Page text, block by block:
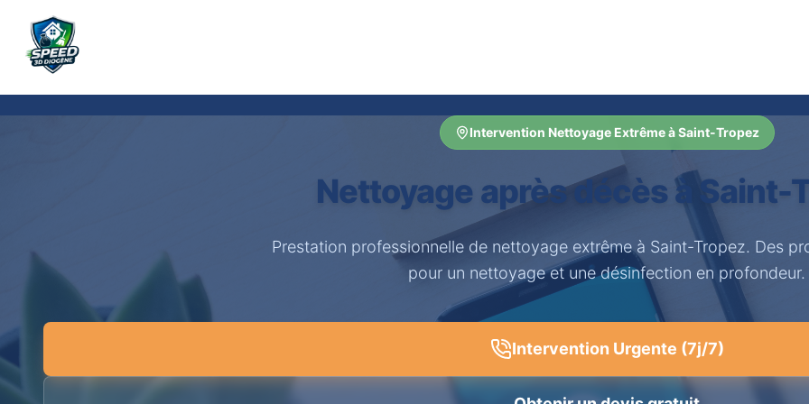
Intervention Nettoyage Extrême à Saint-Tropez
Nettoyage après décès à Saint-
Prestation professionnelle de nettoyage extrême à Saint-Tropez. Des
pour un nettoyage et une désinfection en profondeur.
Intervention Urgente (7j/7)